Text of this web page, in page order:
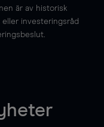
är av historisk
eller investeringsråd